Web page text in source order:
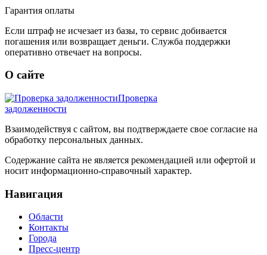
Гарантия оплаты
Если штраф не исчезает из базы, то сервис добивается
погашения или возвращает деньги. Служба поддержки
оперативно отвечает на вопросы.
О сайте
Проверка
задолженности
Взаимодействуя с сайтом, вы подтверждаете свое согласие на
обработку персональных данных.
Содержание сайта не является рекомендацией или офертой и
носит информационно-справочный характер.
Навигация
Области
Контакты
Города
Пресс-центр